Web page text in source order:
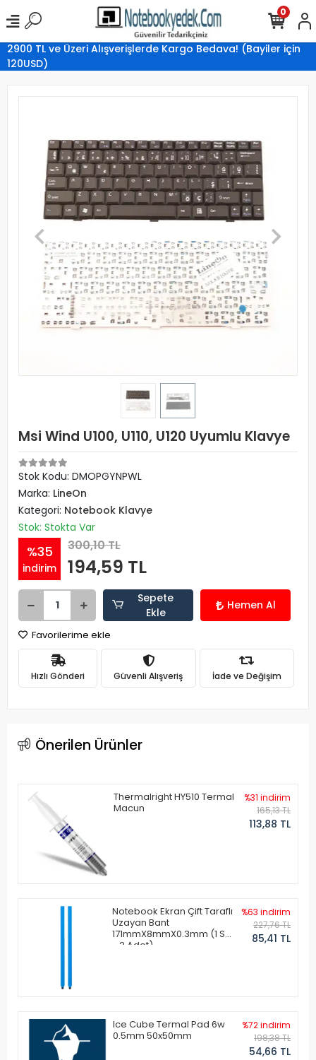
2900 TL ve Üzeri Alışverişlerde Kargo Bedava! (Bayiler için
120USD)
0
Msi Wind U100, U110, U120 Uyumlu Klavye
Stok Kodu: DMOPGYNPWL
Marka: LineOn
Kategori: Notebook Klavye
Stok: Stokta Var
%35
indirim
300,10 TL
194,59 TL
Sepete
Ekle
Hemen Al
Favorilerime ekle
Hızlı Gönderi Güvenli Alışveriş İade ve Değişim
Önerilen Ürünler
Thermalright HY510 Termal
Macun
%31 indirim
165,13 TL
113,88 TL
Notebook Ekran Çift Taraflı
Uzayan Bant
171mmX8mmX0.3mm (1 Set
- 2 Adet)
%63 indirim
227,76 TL
85,41 TL
Ice Cube Termal Pad 6w
0.5mm 50x50mm
%72 indirim
198,38 TL
54,66 TL